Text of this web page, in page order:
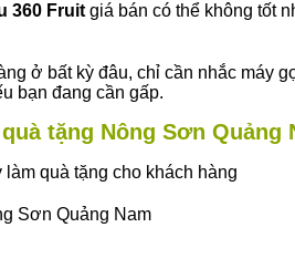
360 Fruit giá bán có thể không tốt
ở bất kỳ đâu, chỉ cần nhắc máy
bạn đang cần gấp.
tặng Nông Sơn Quảng
quà tặng cho khách hàng
Sơn Quảng Nam